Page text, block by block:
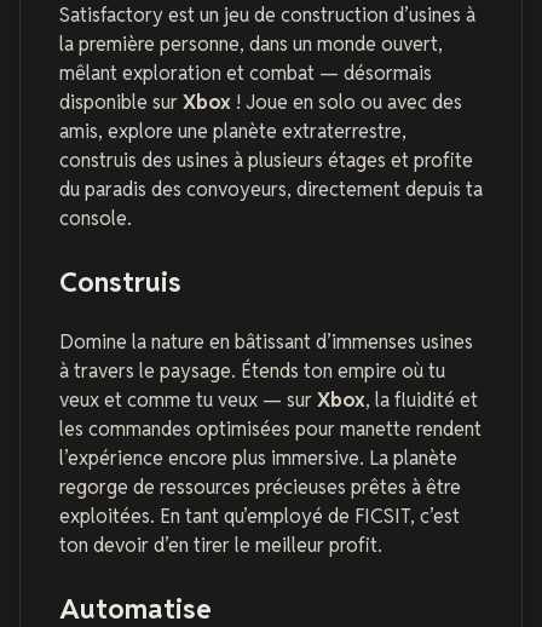
Satisfactory est un jeu de construction d’usines à
la première personne, dans un monde ouvert,
mêlant exploration et combat — désormais
disponible surXbox ! Joue en solo ou avec des
amis, explore une planète extraterrestre,
construis des usines à plusieurs étages et profite
du paradis des convoyeurs, directement depuis ta
console.
Construis
Domine la nature en bâtissant d’immenses usines
à travers le paysage. Étends ton empire où tu
veux et comme tu veux — surXbox, la fluidité et
les commandes optimisées pour manette rendent
l’expérience encore plus immersive. La planète
regorge de ressources précieuses prêtes à être
exploitées. En tant qu’employé de FICSIT, c’est
ton devoir d’en tirer le meilleur profit.
Automatise